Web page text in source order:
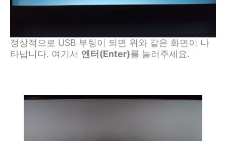
정상적으로 USB 부팅이 되면 위와 같은 화면이 나
타납니다. 여기서 엔터(Enter)를 눌러주세요.